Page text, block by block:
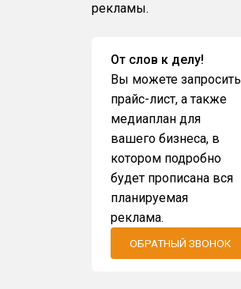
рекламы.
От слов к делу!
Вы можете запросить
прайс-лист, а также
медиаплан для
вашего бизнеса, в
котором подробно
будет прописана вся
планируемая
реклама.
ОБРАТНЫЙ ЗВОНОК